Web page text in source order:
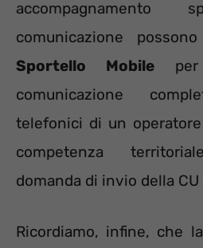
comunicazione
Sportello Mobileper
comunicazione
telefonici di un
competenza
domanda di invio della
Ricordiamo, infine, che